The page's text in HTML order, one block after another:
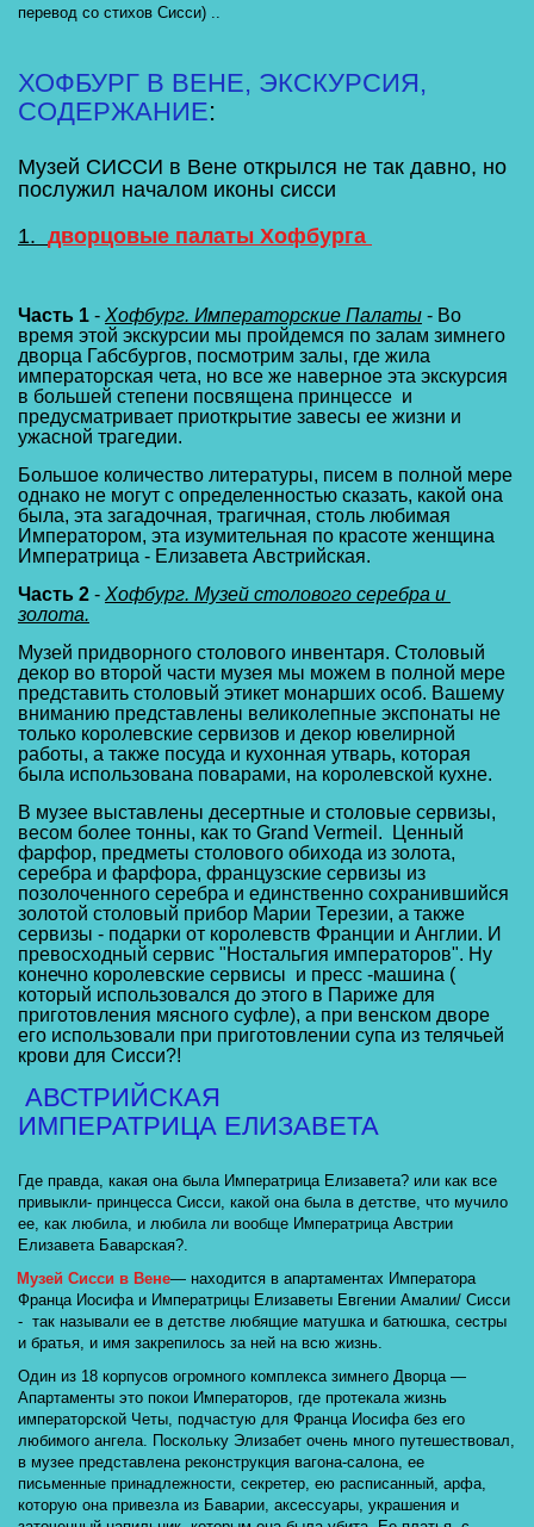
перевод со стихов Сисси) ..
ХОФБУРГ В ВЕНЕ, ЭКСКУРСИЯ,
СОДЕРЖАНИЕ:
Музей СИССИ в Вене открылся не так давно, но
послужил началом иконы сисси
1. дворцовые палаты Хофбурга
Часть 1 - Хофбург. Императорские Палаты - Во
время этой экскурсии мы пройдемся по залам зимнего
дворца Габсбургов, посмотрим залы, где жила
императорская чета, но все же наверное эта экскурсия
в большей степени посвящена принцессе  и
предусматривает приоткрытие завесы ее жизни и
ужасной трагедии.
Большое количество литературы, писем в полной мере
однако не могут с определенностью сказать, какой она
была, эта загадочная, трагичная, столь любимая
Императором, эта изумительная по красоте женщина
Императрица - Елизавета Австрийская.
Часть 2 - Хофбург. Музей столового серебра и
золота.
Музей придворного столового инвентаря. Столовый
декор во второй части музея мы можем в полной мере
представить столовый этикет монарших особ. Вашему
вниманию представлены великолепные экспонаты не
только королевские сервизов и декор ювелирной
работы, а также посуда и кухонная утварь, которая
была использована поварами, на королевской кухне.
В музее выставлены десертные и столовые сервизы,
весом более тонны, как то Grand Vermeil.  Ценный
фарфор, предметы столового обихода из золота,
серебра и фарфора, французские сервизы из
позолоченного серебра и единственно сохранившийся
золотой столовый прибор Марии Терезии, а также
сервизы - подарки от королевств Франции и Англии. И
превосходный сервис "Ностальгия императоров". Ну
конечно королевские сервисы  и пресс -машина (
который использовался до этого в Париже для
приготовления мясного суфле), а при венском дворе
его использовали при приготовлении супа из телячьей
крови для Сисси?!
АВСТРИЙСКАЯ
ИМПЕРАТРИЦА ЕЛИЗАВЕТА
Где правда, какая она была Императрица Елизавета? или как все
привыкли- принцесса Сисси, какой она была в детстве, что мучило
ее, как любила, и любила ли вообще Императрица Австрии
Елизавета Баварская?.
Музей Сисси в Вене— находится в апартаментах Императора
Франца Иосифа и Императрицы Елизаветы Евгении Амалии/ Сисси
-  так называли ее в детстве любящие матушка и батюшка, сестры
и братья, и имя закрепилось за ней на всю жизнь.
Один из 18 корпусов огромного комплекса зимнего Дворца —
Апартаменты это покои Императоров, где протекала жизнь
императорской Четы, подчастую для Франца Иосифа без его
любимого ангела. Поскольку Элизабет очень много путешествовал,
в музее представлена реконструкция вагона-салона, ее
письменные принадлежности, секретер, ею расписанный, арфа,
которую она привезла из Баварии, аксессуары, украшения и